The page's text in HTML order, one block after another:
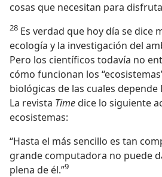
cosas que necesitan para
28 Es verdad que hoy día se dice
ecología y la investigación del
Pero los científicos todavía no
cómo funcionan los
biológicas de las cuales depende
La revista Timedice lo siguiente
ecosistemas:
“Hasta el más sencillo es tan
grande computadora no puede
plena de él.”9